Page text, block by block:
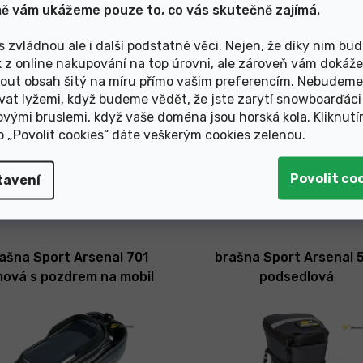
vám ukážeme pouze to, co vás skutečně zajímá.
zvládnou ale i další podstatné věci. Nejen, že díky nim
z online nakupování na top úrovni, ale zároveň vám
obsah šitý na míru přímo vašim preferencím.
lyžemi, když budeme vědět, že jste zarytí
bruslemi, když vaše doména jsou horská kola.
„Povolit cookies“ dáte veškerým cookies zelenou.
pro dotažení
díky systému QuickFix
hovoru
Mohlo by Vás zajímat
Sport Arsenal 701
s pozdrem na mobil
brašna Sport Arsenal
podsedlová